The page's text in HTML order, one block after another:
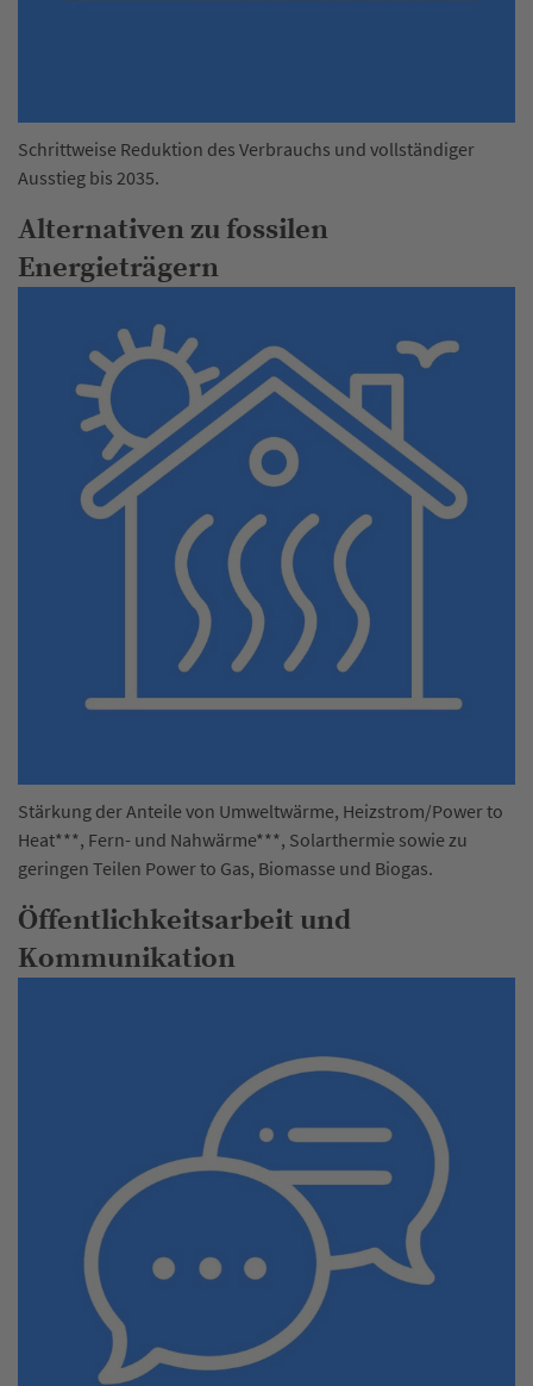
Schrittweise Reduktion des Verbrauchs und vollständiger
Ausstieg bis 2035.
Alternativen zu fossilen
Energieträgern
Stärkung der Anteile von Umweltwärme, Heizstrom/Power to
Heat***, Fern- und Nahwärme***, Solarthermie sowie zu
geringen Teilen Power to Gas, Biomasse und Biogas.
Öffentlichkeitsarbeit und
Kommunikation